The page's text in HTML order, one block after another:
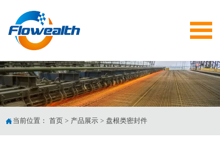

 当前位置： 首页 > 产品展示 > 盘根类密封件